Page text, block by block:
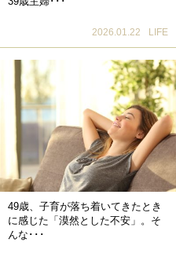
2026.01.22 LIFE
49歳、子育が落ち着いてきたとき
に感じた「漠然とした不安」。そ
んな･･･